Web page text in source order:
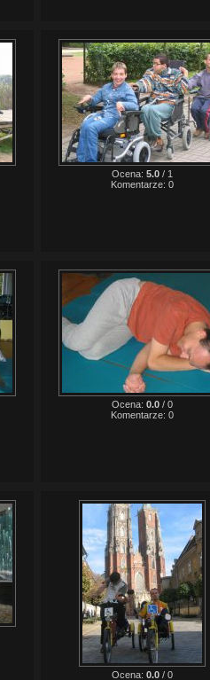
Ocena: 5.0/ 1
Komentarze: 0
Ocena: 0.0/ 0
Komentarze: 0
Ocena: 0.0/ 0